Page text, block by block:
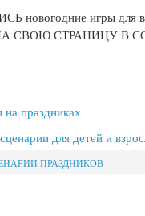
новогодние игры для
СВОЮ СТРАНИЦУ В
праздниках
для детей и
ПРАЗДНИКОВ